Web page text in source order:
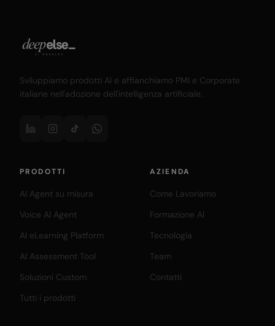
Sviluppiamo prodotti AI e affianchiamo PMI e Corporate
italiane nell'adozione dell'intelligenza artificiale.
PRODOTTI
AI Agent su misura
Voice AI Agent
AI eLearning Platform
AI Assessment Tool
Soluzioni Custom
Tutti i prodotti
AZIENDA
Come Lavoriamo
Formazione AI
Tecnologia
Team
Contatti